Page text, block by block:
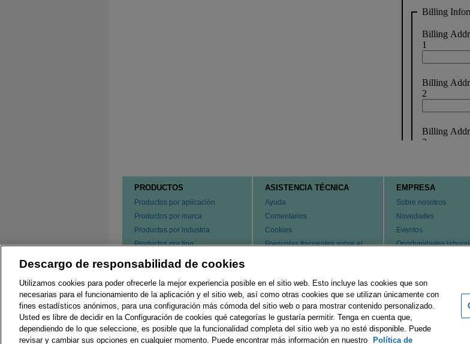
PRODUCTOS
Productos por aplicación
Productos por marca
Productos por industria
Productos por tipo
Hacer un pedido de nuestros
productos
ASISTENCIA TÉCNICA
Ayuda
Comentarios
Cookies
Preguntas frecuentes sobre el
Contacte con nosotros
EMPRESA
Sobre nosotros
Novedades
Eventos
Oportunidades
Regulaciones Locales Grupo Merck Pie de imprenta Condiciones de uso
Descargo de responsabilidad de cookies
Utilizamos cookies para poder ofrecerle la mejor experiencia posible en el sitio web. Esto incluye las cookies que son
necesarias para el funcionamiento de la aplicación y el sitio web, así como otras cookies que se utilizan únicamente con
fines estadísticos anónimos, para una configuración más cómoda del sitio web o para mostrar contenido personalizado.
Usted es libre de decidir en la Configuración de cookies qué categorías le gustaría permitir. Tenga en cuenta que,
dependiendo de lo que seleccione, es posible que la funcionalidad completa del sitio web ya no esté disponible. Puede
revisar y cambiar sus opciones en cualquier momento. Puede encontrar más información en nuestro
Política de